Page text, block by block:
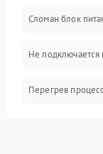
Сломан блок
Не подключается
Перегрев